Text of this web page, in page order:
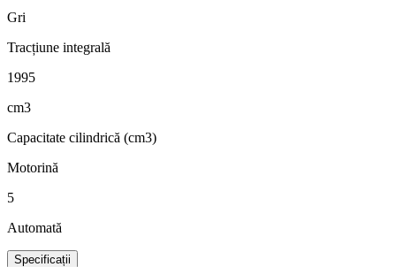
Gri
Tracțiune integrală
1995
cm3
Capacitate cilindrică (cm3)
Motorină
5
Automată
Specificații